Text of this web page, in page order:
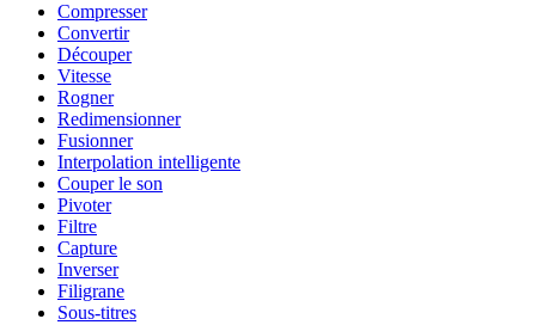
Compresser
Convertir
Découper
Vitesse
Rogner
Redimensionner
Fusionner
Interpolation intelligente
Couper le son
Pivoter
Filtre
Capture
Inverser
Filigrane
Sous-titres